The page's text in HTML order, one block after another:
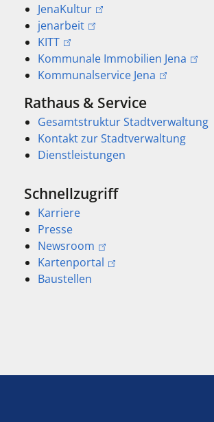
JenaKultur
jenarbeit
KITT
Kommunale Immobilien Jena
Kommunalservice Jena
Rathaus & Service
Gesamtstruktur Stadtverwaltung
Kontakt zur Stadtverwaltung
Dienstleistungen
Schnellzugriff
Karriere
Presse
Newsroom
Kartenportal
Baustellen